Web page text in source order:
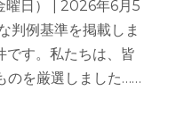
日） | 2026年6月5
判例基準を掲載しま
です。私たちは、皆
のを厳選しました……